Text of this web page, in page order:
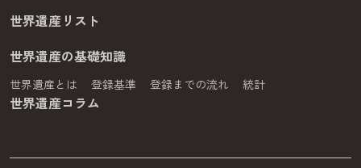
世界遺産リスト
世界遺産の基礎知識
世界遺産とは 登録基準 登録までの流れ 統計
世界遺産コラム